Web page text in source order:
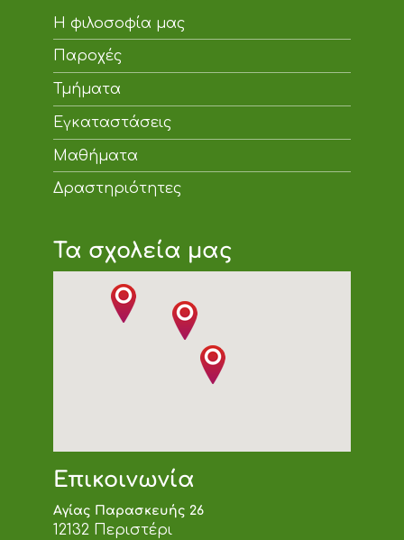
Η φιλοσοφία μας
Παροχές
Τμήματα
Εγκαταστάσεις
Μαθήματα
Δραστηριότητες
Τα σχολεία μας
Επικοινωνία
Αγίας Παρασκευής 26
12132 Περιστέρι